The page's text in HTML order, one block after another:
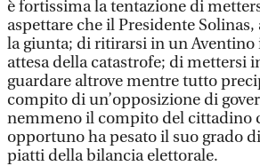
è fortissima la tentazione di
aspettare che il Presidente
la giunta; di ritirarsi in un
attesa della catastrofe; di mettersi
guardare altrove mentre tutto
compito di un’opposizione di
nemmeno il compito del cittadino
opportuno ha pesato il suo grado
piatti della bilancia elettorale.